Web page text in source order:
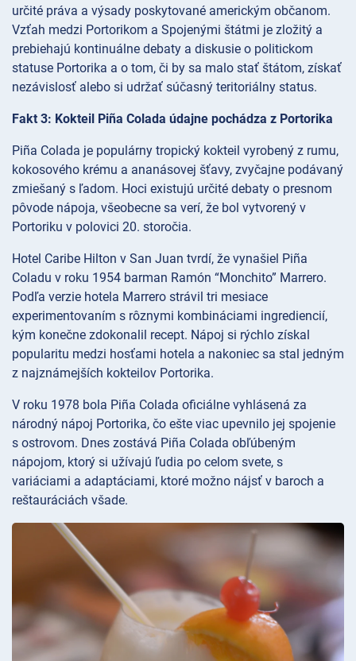
určité práva a výsady poskytované americkým občanom.
Vzťah medzi Portorikom a Spojenými štátmi je zložitý a
prebiehajú kontinuálne debaty a diskusie o politickom
statuse Portorika a o tom, či by sa malo stať štátom, získať
nezávislosť alebo si udržať súčasný teritoriálny status.
Fakt 3: Kokteil Piña Colada údajne pochádza z Portorika
Piña Colada je populárny tropický kokteil vyrobený z rumu,
kokosového krému a ananásovej šťavy, zvyčajne podávaný
zmiešaný s ľadom. Hoci existujú určité debaty o presnom
pôvode nápoja, všeobecne sa verí, že bol vytvorený v
Portoriku v polovici 20. storočia.
Hotel Caribe Hilton v San Juan tvrdí, že vynašiel Piña
Coladu v roku 1954 barman Ramón “Monchito” Marrero.
Podľa verzie hotela Marrero strávil tri mesiace
experimentovaním s rôznymi kombináciami ingrediencií,
kým konečne zdokonalil recept. Nápoj si rýchlo získal
popularitu medzi hosťami hotela a nakoniec sa stal jedným
z najznámejších kokteilov Portorika.
V roku 1978 bola Piña Colada oficiálne vyhlásená za
národný nápoj Portorika, čo ešte viac upevnilo jej spojenie
s ostrovom. Dnes zostává Piña Colada obľúbeným
nápojom, ktorý si užívajú ľudia po celom svete, s
variáciami a adaptáciami, ktoré možno nájsť v baroch a
reštauráciách všade.